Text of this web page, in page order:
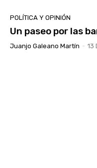
POLÍTICA Y OPINIÓN
Un paseo por las
Juanjo Galeano Martín - 13